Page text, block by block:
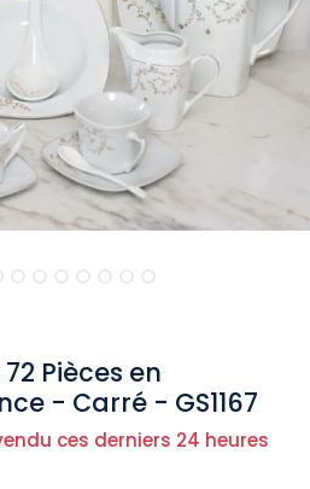
Pièces en
- Carré - GS1167
ces derniers 24 heures